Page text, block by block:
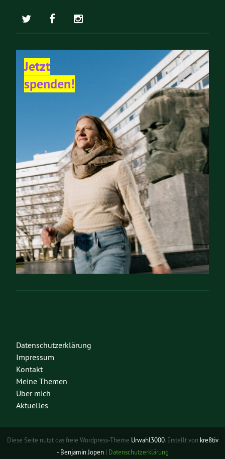
Jetzt
spenden!
Datenschutzerklärung
Impressum
Kontakt
Meine Themen
Über mich
Aktuelles
Diese Seite nutzt das freie Wordpress-Theme Urwahl3000. Erstellt von kre8tiv
- Benjamin Jopen| Datenschutzerklärung